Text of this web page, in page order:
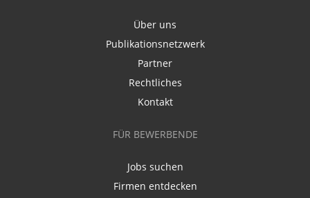
Über uns
Publikationsnetzwerk
Partner
Rechtliches
Kontakt
FÜR BEWERBENDE
Jobs suchen
Firmen entdecken